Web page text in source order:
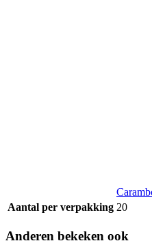
Aantal per verpakking 20
Anderen bekeken ook